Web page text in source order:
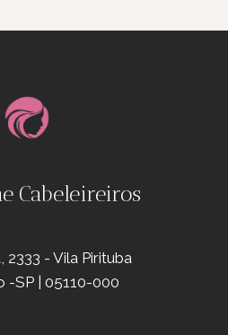
Cabeleireiros
2333 - Vila Pirituba
-SP | 05110-000